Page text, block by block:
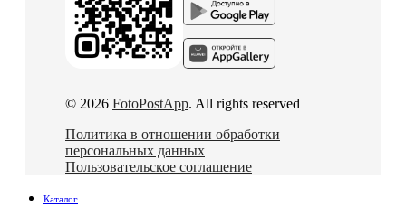
© 2026 FotoPostApp. All rights reserved
Политика в отношении обработки
персональных данных
Пользовательское соглашение
Каталог